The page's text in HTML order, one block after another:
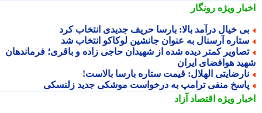
ویژهرونگار
خیال درآمد بالا: بارسا حریف جدیدی انتخاب کرد
آرسنال به عنوان جانشین لوکاکو انتخاب شد
کمتر دیده شده از شهیدان حاجی زاده و باقری؛ فرماندهان
هوافضای ایران
الهلال: قیمت ستاره بارسا بالاست!
منفی ترامپ به درخواست موشکی جدید زلنسکی
ویژهاقتصاد آزاد